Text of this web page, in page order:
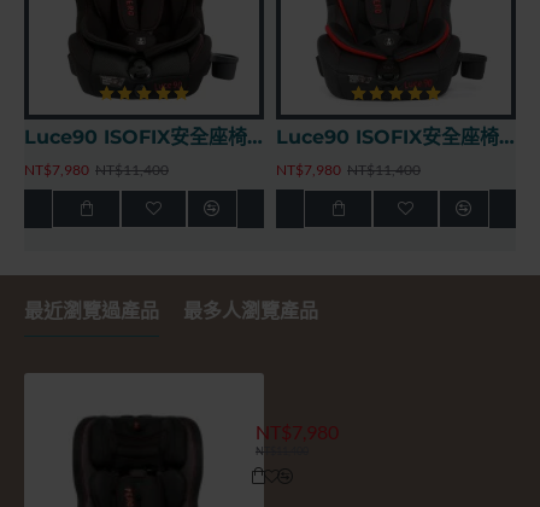
Luce90 ISOFIX安全座椅 - 透氣黑
NT$7,980 NT$11,400
Luce90 ISOFIX安全座椅 - 經典灰
NT$7,980 NT$11,400
最近瀏覽過產品 最多人瀏覽產品
NT$7,980
NT$11,400